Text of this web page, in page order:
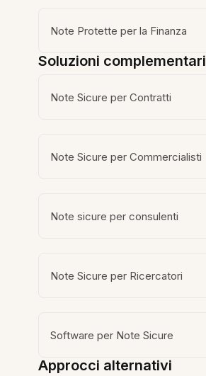
Note Protette per la Finanza
Soluzioni complementari
Note Sicure per Contratti
Note Sicure per Commercialisti
Note sicure per consulenti
Note Sicure per Ricercatori
Software per Note Sicure
Approcci alternativi